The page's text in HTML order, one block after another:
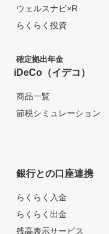
ウェルスナビ×R
らくらく投資
確定拠出年金
iDeCo（イデコ）
商品一覧
節税シミュレーション
銀行との口座連携
らくらく入金
らくらく出金
残高表示サービス